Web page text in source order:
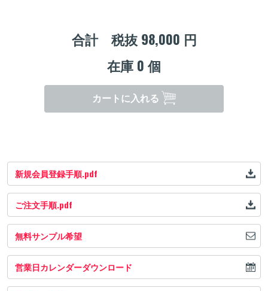
合計 税抜 98,000 円
在庫 0 個
カートに入れる
新規会員登録手順.pdf
ご注文手順.pdf
無料サンプル希望
営業日カレンダーダウンロード